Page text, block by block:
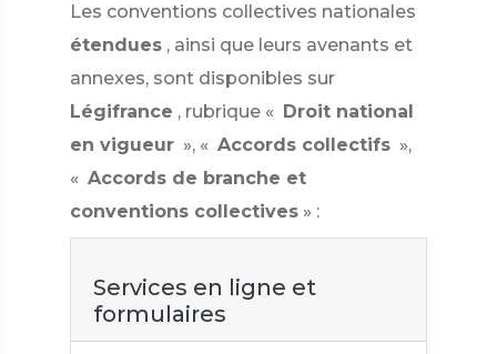
Les conventions collectives nationales
étendues , ainsi que leurs avenants et
annexes, sont disponibles sur
Légifrance , rubrique « Droit national
en vigueur », « Accords collectifs »,
« Accords de branche et
conventions collectives » :
Services en ligne et
formulaires